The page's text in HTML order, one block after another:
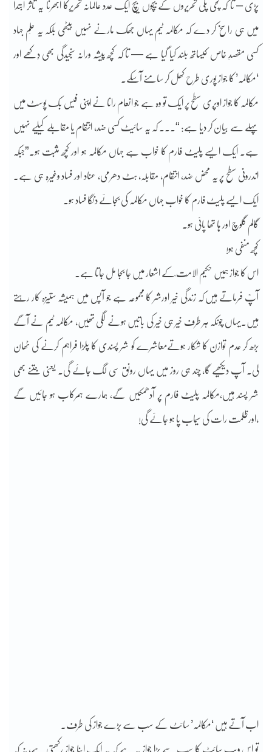
پڑی – تا کہ کچی پکی تحریروں کے بیچوں بیچ ایک عدد عالمانہ تحریرکا ابھرنا یہ تاثر ابتدا
میں ہی راسخ کر دے کہ مکالمہ ٹیم یہاں جھک مارنے نہیں بیٹھی بلکہ یہ علَم جہاد
کسی مقصدِ خاص کیساتھ بلند کیا گیا ہے — تا کہ کچھ پیشہ ورانہ سنجیدگی بھی دِکھے اور
‘مکالمہ’ کا جواز پوری طرح کھل کر سامنے آسکے۔
مکالمہ کا جواز اوپری سطح پر ایک تو وہ ہے جو انعام رانا نے اپنی فیس بک پوسٹ میں
پہلے سے بیان کر دیا ہے: “۔۔۔ کہ یہ سائیٹ کسی ضد، انتقام یا مقابلے کیلیے نہیں
ہے۔ ایک ایسے پلیٹ فارم کا خواب ہے جہاں مکالمہ ہو اور کچھ مثبت ہو۔”جبکہ
اندرونی سطح پر یہ محض ضد، انتقام، مقابلہ، ہٹ دھرمی، عناد اور فساد وغیرہ ہی ہے۔
ایک ایسے پلیٹ فارم کا خواب جہاں مکالمہ کی بجائے دنگا فساد ہو۔
گالم گلوچ اور ہا تھا پائی ہو۔
کچھ منفی ہو!
اس کا جواز ہمیں حکیم الامّت ؒکے اشعار میں جا بجا مل جاتا ہے۔
آپؒ فرماتے ہیں کہ زندگی خیر اورشر کا مجموعہ ہے جو آپس میں ہمیشہ ستیزہ کار رہتے
ہیں۔یہاں چونکہ ہر طرف خیر ہی خیر کی باتیں ہونے لگی تھیں، مکالمہ ٹیم نے آگے
بڑھ کر عدم توازن کا شکار ہوتےمعاشرے کو شر پسندی کا پلڑا فراہم کرنے کی ٹھان
لی۔ آپ دیکھیے گا، چند ہی روز میں یہاں رونق سی لگ جائے گی۔ یعنی جتنے بھی
شر پسند ہیں،مکالمہ پلیٹ فارم پر آدھمکیں گے، ہمارے ہمرکاب ہو جائیں گے
،اورظلمت رات کی سیماب پا ہو جائے گی!
اب آتے ہیں ‘مکالمہ’ سائٹ کے سب سے بڑے جواز کی طرف۔
تو اس ویب سائٹ کا سب سے بڑا جواز یہ ہے کہ یہ ایک اپنا جواز رکھتی ہے، نہ کہ